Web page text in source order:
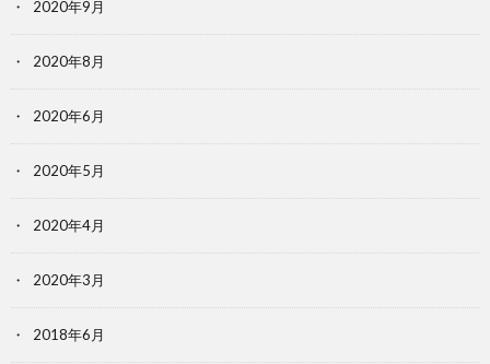
2020年9月
2020年8月
2020年6月
2020年5月
2020年4月
2020年3月
2018年6月